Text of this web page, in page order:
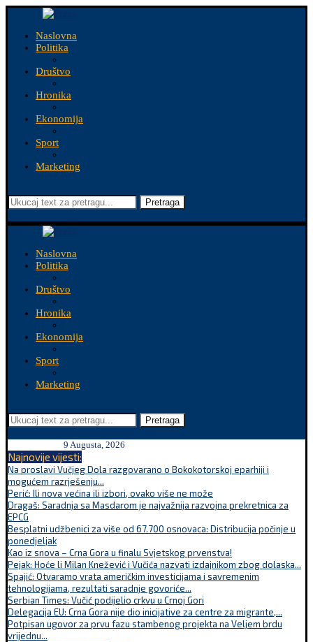
Naslovna
Politika
Društvo
Hronika
Ekonomija
Sport
Marketing
Pretraga
Naslovna
Politika
Društvo
Hronika
Ekonomija
Sport
Marketing
Pretraga
9 Augusta, 2026
Najnovije vijesti:
Na proslavi Vučjeg Dola razgovarano o Bokokotorskoj eparhiji i
mogućem razrješenju...
Perić: Ili nova većina ili izbori, ovako više ne može
Dragaš: Saradnja sa Masdarom je najvažnija razvojna prekretnica za
EPCG
Besplatni udžbenici za više od 67.700 osnovaca: Distribucija počinje u
ponedjeljak
Kao iz snova – Crna Gora u finalu Svjetskog prvenstva!
Pejak: Hoće li Milan Knežević i Vučića nazvati izdajnikom zbog dolaska...
Spajić: Otvaramo vrata američkim investicijama i savremenim
tehnologijama, rezultati saradnje govoriće...
Serbian Times: Vučić podijelio crkvu u Crnoj Gori
Delegacija EU: Crna Gora nije dio inicijative za centre za migrante,...
Potpisan ugovor za prvu fazu stambenog projekta na Veljem brdu
vrijednu...